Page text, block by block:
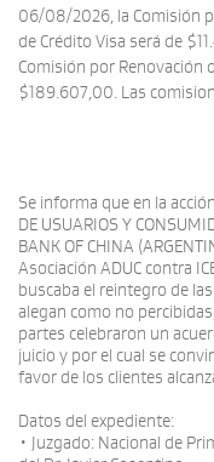
06/08/2026, la Comisión
de Crédito Visa será de
Comisión por Renovación
$189.607,00. Las
Se informa que en la acción
DE USUARIOS Y
BANK OF CHINA
Asociación ADUC contra
buscaba el reintegro de
alegan como no
partes celebraron un
juicio y por el cual se
favor de los clientes
Datos del expediente:
• Juzgado: Nacional de